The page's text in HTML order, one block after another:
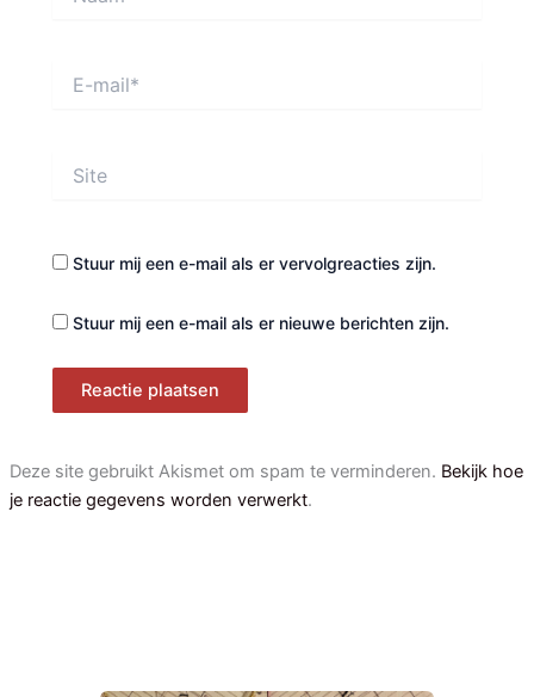
mail*
Stuur mij een e-mail als er vervolgreacties zijn.
Stuur mij een e-mail als er nieuwe berichten zijn.
Deze site gebruikt Akismet om spam te verminderen. Bekijk hoe
je reactie gegevens worden verwerkt.